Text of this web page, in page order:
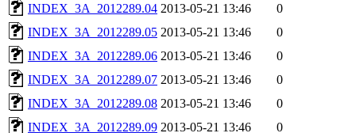
INDEX_3A_2012289.04 2013-05-21 13:46
0
INDEX_3A_2012289.05 2013-05-21 13:46
0
INDEX_3A_2012289.06 2013-05-21 13:46
0
INDEX_3A_2012289.07 2013-05-21 13:46
0
INDEX_3A_2012289.08 2013-05-21 13:46
0
INDEX_3A_2012289.09 2013-05-21 13:46
0